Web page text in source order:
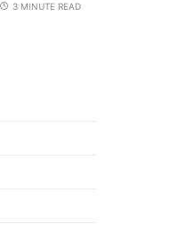
3 MINUTE READ